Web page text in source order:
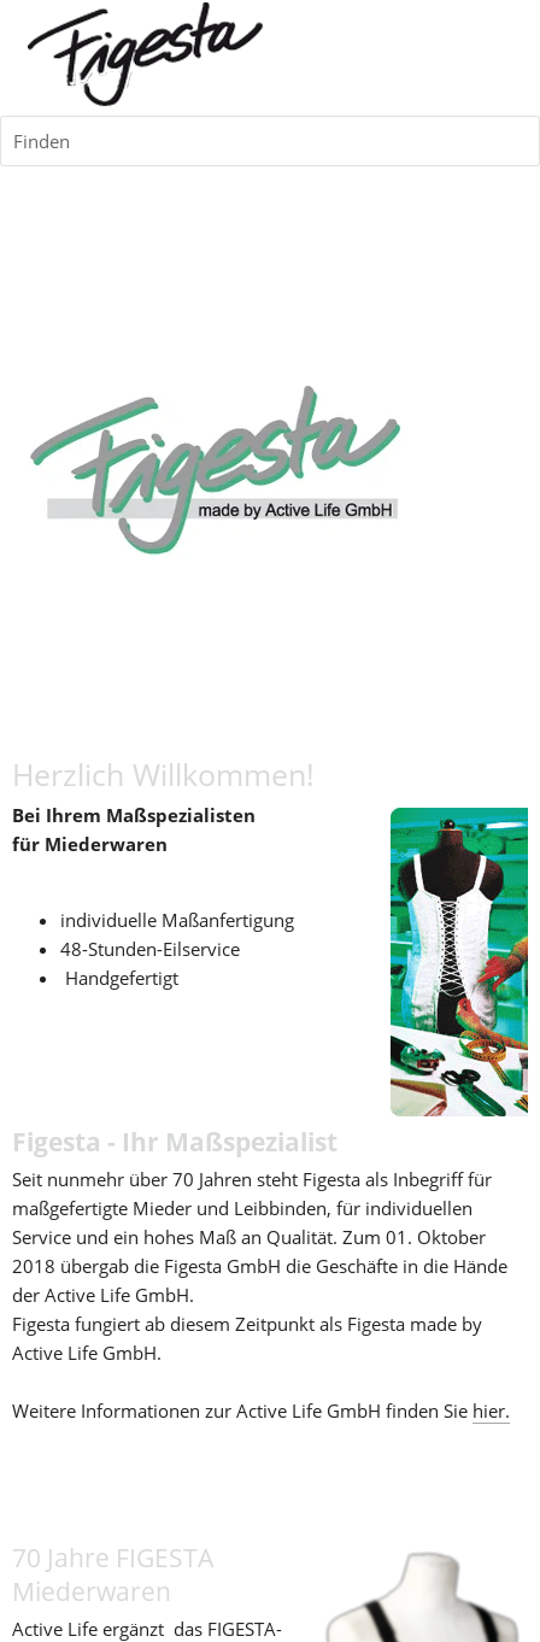
Finden
Herzlich Willkommen!
Bei Ihrem Maßspezialisten
für Miederwaren
individuelle Maßanfertigung
48-Stunden-Eilservice
Handgefertigt
Figesta - Ihr Maßspezialist
Seit nunmehr über 70 Jahren steht Figesta als Inbegriff für
maßgefertigte Mieder und Leibbinden, für individuellen
Service und ein hohes Maß an Qualität. Zum 01. Oktober
2018 übergab die Figesta GmbH die Geschäfte in die Hände
der Active Life GmbH.
Figesta fungiert ab diesem Zeitpunkt als Figesta made by
Active Life GmbH.
Weitere Informationen zur Active Life GmbH finden Sie hier.
70 Jahre FIGESTA
Miederwaren
Active Life ergänzt  das FIGESTA-